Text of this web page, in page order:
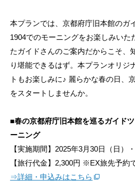
本プランでは、京都府庁旧本館のガ
1904でのモーニングをお楽しみいた
たガイドさんのご案内だからこそ、
り堪能できるはず。本プランオリジ
トもお楽しみに♪ 麗らかな春の日、
をスタートしませんか。
■春の京都府庁旧本館を巡るガイド
ーニング
【実施期間】2025年3月30日（日）
【旅行代金】2,300円 ※EX旅先予約
⇒詳細・申込みはこちら